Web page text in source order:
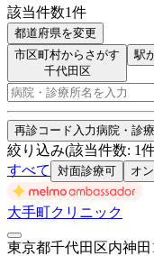
該当件数1件
都道府県を変更
市区町村からさがす
千代田区
駅
再診コード入力病院・診
絞り込み(該当件数: 1
すべて
対面診療可 オ
大手町クリニック
東京都千代田区内神田